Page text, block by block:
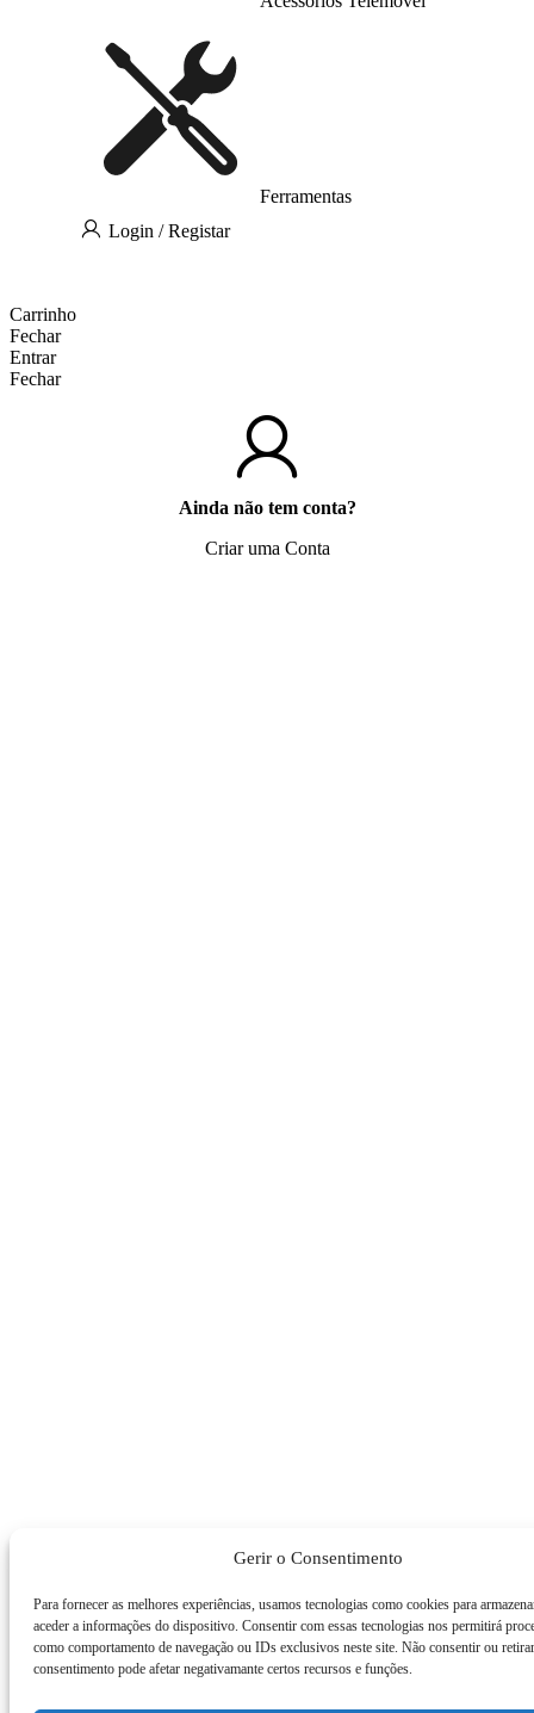
Gerir o Consentimento
Para fornecer as melhores experiências, usamos tecnologias como cookies para
aceder a informações do dispositivo. Consentir com essas tecnologias nos permitirá
como comportamento de navegação ou IDs exclusivos neste site. Não consentir ou
consentimento pode afetar negativamante certos recursos e funções.
Ferramentas
Login / Registar
Carrinho
Fechar
Entrar
Fechar
Ainda não tem conta?
Criar uma Conta